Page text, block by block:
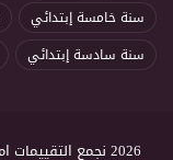
سنة خامسة إبتدائي
سنة سادسة إبتدائي
2026 نجمع التقييمات امتحانات دروس و تلاخيص لكل المستويات |